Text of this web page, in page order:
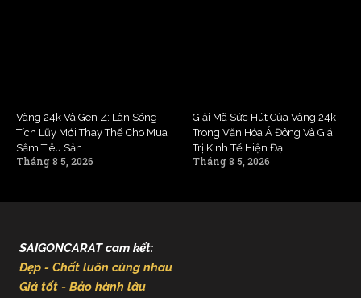
Vàng 24k Và Gen Z: Làn Sóng
Tích Lũy Mới Thay Thế Cho Mua
Sắm Tiêu Sản
Tháng 8 5, 2026
Giải Mã Sức Hút Của Vàng 24k
Trong Văn Hóa Á Đông Và Giá
Trị Kinh Tế Hiện Đại
Tháng 8 5, 2026
SAIGONCARAT cam kết:
Đẹp - Chất luôn cùng nhau
Giá tốt - Bảo hành lâu